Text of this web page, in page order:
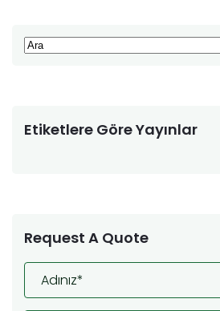
Bu, otomatik öneri özelliği
Arama alanı boş
Etiketlere Göre Yayınlar
Request A Quote